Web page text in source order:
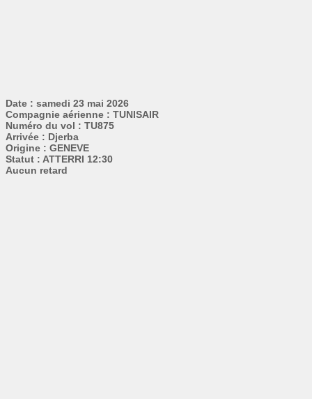
Date : samedi 23 mai 2026
Compagnie aérienne : TUNISAIR
Numéro du vol : TU875
Arrivée : Djerba
Origine : GENEVE
Statut : ATTERRI 12:30
Aucun retard